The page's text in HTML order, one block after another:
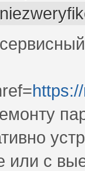
или с